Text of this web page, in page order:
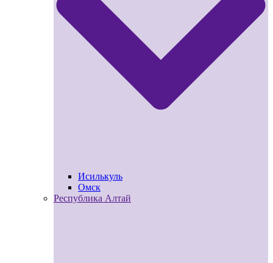
Исилькуль
Омск
Республика Алтай